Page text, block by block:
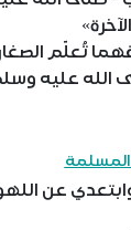
تُعلّم
الله عليه
المسلمة
عن